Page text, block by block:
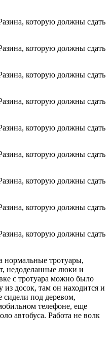
нормальные тротуары,
недоделанные люки и
с тротуара можно было
досок, там он находится и
сидели под деревом,
телефоне, еще
автобуса. Работа не волк